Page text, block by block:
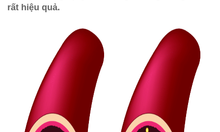
rất hiệu quả.